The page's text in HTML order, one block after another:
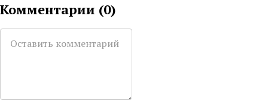
Комментарии (0)